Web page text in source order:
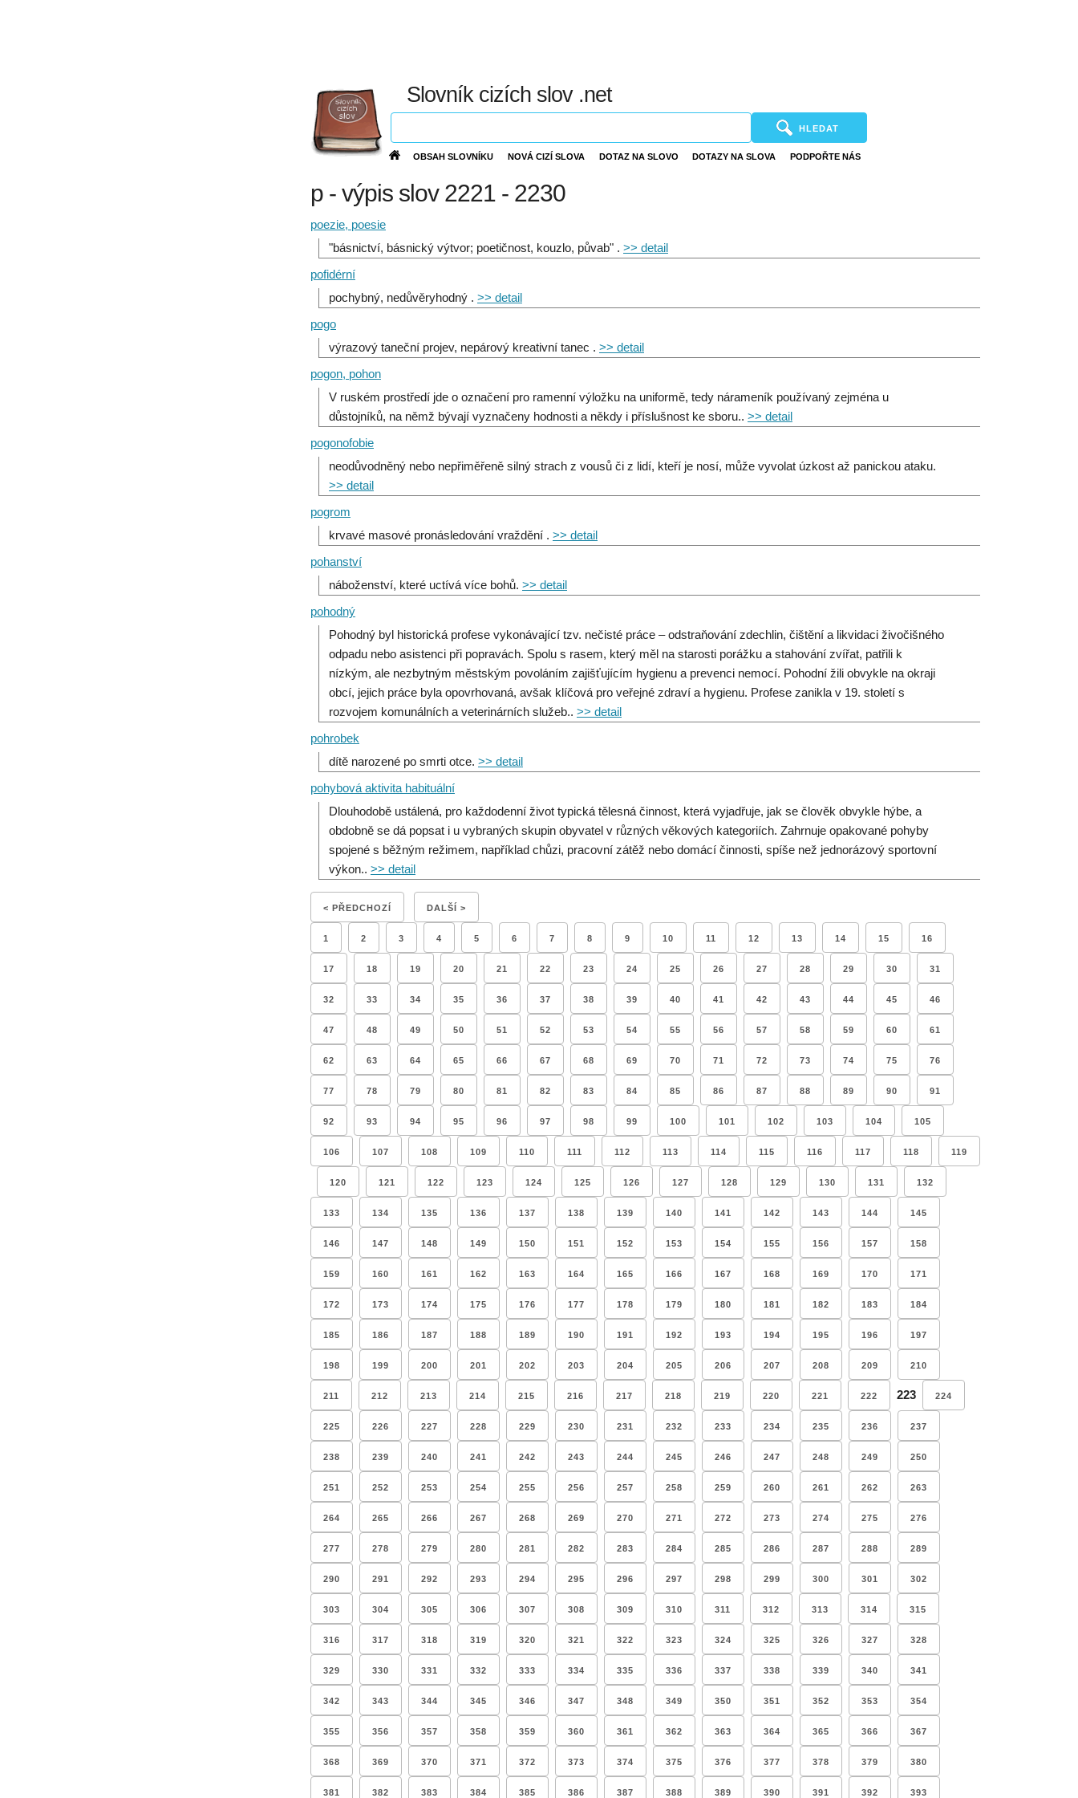
Slovník cizích slov .net
HLEDAT
OBSAH SLOVNÍKU NOVÁ CIZÍ SLOVA DOTAZ NA SLOVO DOTAZY NA SLOVA PODPOŘTE NÁS
p - výpis slov 2221 - 2230
poezie, poesie
"básnictví, básnický výtvor; poetičnost, kouzlo, půvab" . >> detail
pofidérní
pochybný, nedůvěryhodný . >> detail
pogo
výrazový taneční projev, nepárový kreativní tanec . >> detail
pogon, pohon
V ruském prostředí jde o označení pro ramenní výložku na uniformě, tedy nárameník používaný zejména u
důstojníků, na němž bývají vyznačeny hodnosti a někdy i příslušnost ke sboru.. >> detail
pogonofobie
neodůvodněný nebo nepřiměřeně silný strach z vousů či z lidí, kteří je nosí, může vyvolat úzkost až panickou ataku.
>> detail
pogrom
krvavé masové pronásledování vraždění . >> detail
pohanství
náboženství, které uctívá více bohů. >> detail
pohodný
Pohodný byl historická profese vykonávající tzv. nečisté práce – odstraňování zdechlin, čištění a likvidaci živočišného
odpadu nebo asistenci při popravách. Spolu s rasem, který měl na starosti porážku a stahování zvířat, patřili k
nízkým, ale nezbytným městským povoláním zajišťujícím hygienu a prevenci nemocí. Pohodní žili obvykle na okraji
obcí, jejich práce byla opovrhovaná, avšak klíčová pro veřejné zdraví a hygienu. Profese zanikla v 19. století s
rozvojem komunálních a veterinárních služeb.. >> detail
pohrobek
dítě narozené po smrti otce. >> detail
pohybová aktivita habituální
Dlouhodobě ustálená, pro každodenní život typická tělesná činnost, která vyjadřuje, jak se člověk obvykle hýbe, a
obdobně se dá popsat i u vybraných skupin obyvatel v různých věkových kategoriích. Zahrnuje opakované pohyby
spojené s běžným režimem, například chůzi, pracovní zátěž nebo domácí činnosti, spíše než jednorázový sportovní
výkon.. >> detail
< PŘEDCHOZÍ DALŠÍ >
1 2 3 4 5 6 7 8 9 10 11 12 13 14 15 16
17 18 19 20 21 22 23 24 25 26 27 28 29 30 31
32 33 34 35 36 37 38 39 40 41 42 43 44 45 46
47 48 49 50 51 52 53 54 55 56 57 58 59 60 61
62 63 64 65 66 67 68 69 70 71 72 73 74 75 76
77 78 79 80 81 82 83 84 85 86 87 88 89 90 91
92 93 94 95 96 97 98 99 100 101 102 103 104 105
106 107 108 109 110 111 112 113 114 115 116 117 118 119
120 121 122 123 124 125 126 127 128 129 130 131 132
133 134 135 136 137 138 139 140 141 142 143 144 145
146 147 148 149 150 151 152 153 154 155 156 157 158
159 160 161 162 163 164 165 166 167 168 169 170 171
172 173 174 175 176 177 178 179 180 181 182 183 184
185 186 187 188 189 190 191 192 193 194 195 196 197
198 199 200 201 202 203 204 205 206 207 208 209 210
211 212 213 214 215 216 217 218 219 220 221 222 223 224
225 226 227 228 229 230 231 232 233 234 235 236 237
238 239 240 241 242 243 244 245 246 247 248 249 250
251 252 253 254 255 256 257 258 259 260 261 262 263
264 265 266 267 268 269 270 271 272 273 274 275 276
277 278 279 280 281 282 283 284 285 286 287 288 289
290 291 292 293 294 295 296 297 298 299 300 301 302
303 304 305 306 307 308 309 310 311 312 313 314 315
316 317 318 319 320 321 322 323 324 325 326 327 328
329 330 331 332 333 334 335 336 337 338 339 340 341
342 343 344 345 346 347 348 349 350 351 352 353 354
355 356 357 358 359 360 361 362 363 364 365 366 367
368 369 370 371 372 373 374 375 376 377 378 379 380
381 382 383 384 385 386 387 388 389 390 391 392 393